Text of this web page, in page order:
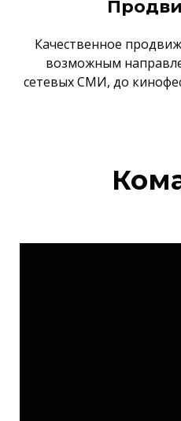
Качественное
возможным
сетевых СМИ, до